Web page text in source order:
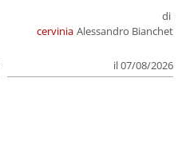
cervinia
di
Alessandro Bianchet
il 07/08/2026